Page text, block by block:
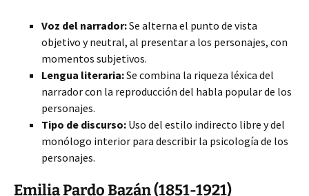
Voz del narrador:Se alterna el punto de vista
objetivo y neutral, al presentar a los personajes, con
momentos subjetivos.
Lengua literaria:Se combina la riqueza léxica del
narrador con la reproducción del habla popular de los
personajes.
Tipo de discurso: Uso del estilo indirecto libre y del
monólogo interior para describir la psicología de los
personajes.
Emilia Pardo Bazán (1851-1921)